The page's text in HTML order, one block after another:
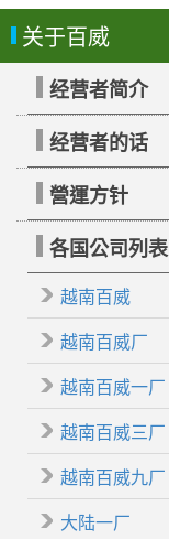
关于百威
经营者简介
经营者的话
營運方针
各国公司列表
越南百威
越南百威厂
越南百威一厂
越南百威三厂
越南百威九厂
大陆一厂